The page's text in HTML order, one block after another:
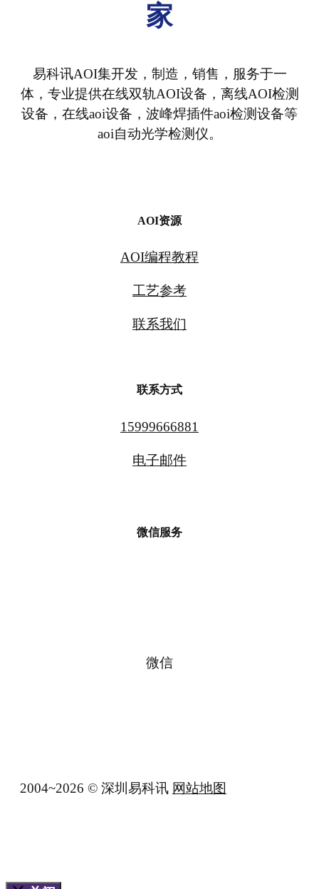
AOI资源
AOI编程教程
工艺参考
联系我们
联系方式
15999666881
电子邮件
微信服务
微信
家
易科讯AOI集开发，制造，销售，服务于一
体，专业提供在线双轨AOI设备，离线AOI检测
设备，在线aoi设备，波峰焊插件aoi检测设备等
aoi自动光学检测仪。
2004~2026 © 深圳易科讯 网站地图